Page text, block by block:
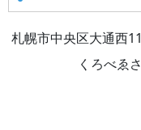
札幌市中央区大通西
くろべゑ